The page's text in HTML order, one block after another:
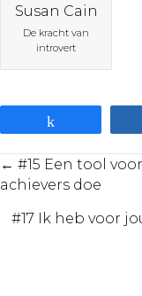
De kracht van
introvert
Posts
navigation
← #15 Een tool
achievers doe
#17 Ik heb voor